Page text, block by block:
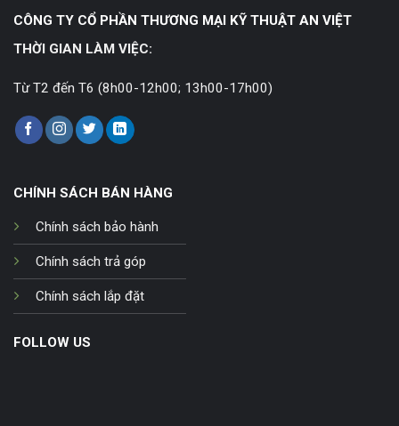
CÔNG TY CỔ PHẦN THƯƠNG MẠI KỸ THUẬT AN VIỆT
THỜI GIAN LÀM VIỆC:
Từ T2 đến T6 (8h00-12h00; 13h00-17h00)
CHÍNH SÁCH BÁN HÀNG
Chính sách bảo hành
Chính sách trả góp
Chính sách lắp đặt
FOLLOW US